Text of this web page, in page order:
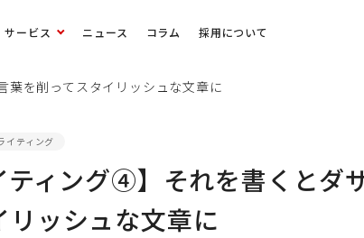
サービス ニュース コラム 採用について
葉を削ってスタイリッシュな文章に
イティング
ティング④】それを書くとダ
リッシュな文章に